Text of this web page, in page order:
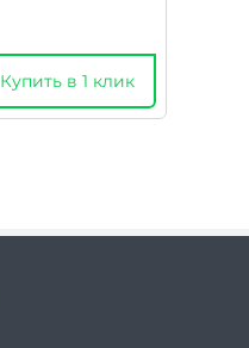
Купить в 1 клик